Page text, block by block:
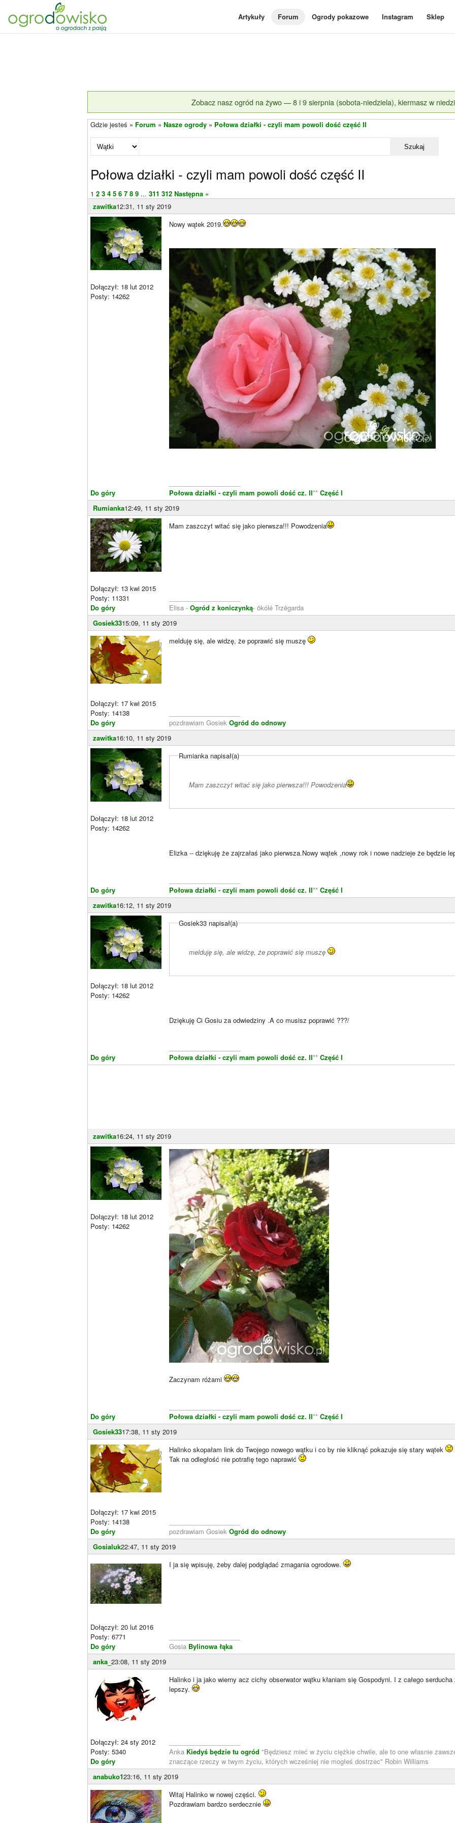
Artykuły Forum Ogrody pokazowe Instagram Sklep
Zobacz nasz ogród na żywo — 8 i 9 sierpnia (sobota-niedziela), kiermasz w
Gdzie jesteś » Forum » Nasze ogrody » Połowa działki - czyli mam powoli dość część II
Szukaj
Połowa działki - czyli mam powoli dość część II
1 2 3 4 5 6 7 8 9 ... 311 312 Następna »
zawitka12:31, 11 sty 2019
Dołączył: 18 lut 2012
Posty: 14262
Do góry
Nowy wątek 2019.
Połowa działki - czyli mam powoli dość cz. II** Część I
Rumianka12:49, 11 sty 2019
Dołączył: 13 kwi 2015
Posty: 11331
Do góry
Mam zaszczyt witać się jako pierwsza!!! Powodzenia
Elisa - Ogród z koniczynką- ökólé Trzëgarda
Gosiek3315:09, 11 sty 2019
Dołączył: 17 kwi 2015
Posty: 14138
Do góry
melduję się, ale widzę, że poprawić się muszę
pozdrawiam Gosiek Ogród do odnowy
zawitka16:10, 11 sty 2019
Dołączył: 18 lut 2012
Posty: 14262
Do góry
Rumianka napisał(a)
Mam zaszczyt witać się jako pierwsza!!! Powodzenia
Elizka -- dziękuję że zajrzałaś jako pierwsza.Nowy wątek ,nowy rok i nowe nadzieje że będzie
Połowa działki - czyli mam powoli dość cz. II** Część I
zawitka16:12, 11 sty 2019
Dołączył: 18 lut 2012
Posty: 14262
Do góry
Gosiek33 napisał(a)
melduję się, ale widzę, że poprawić się muszę
Dziękuję Ci Gosiu za odwiedziny .A co musisz poprawić ???/
Połowa działki - czyli mam powoli dość cz. II** Część I
zawitka16:24, 11 sty 2019
Dołączył: 18 lut 2012
Posty: 14262
Do góry
Zaczynam różami
Połowa działki - czyli mam powoli dość cz. II** Część I
Gosiek3317:38, 11 sty 2019
Dołączył: 17 kwi 2015
Posty: 14138
Do góry
Halinko skopałam link do Twojego nowego wątku i co by nie kliknąć pokazuje się stary wątek
Tak na odległość nie potrafię tego naprawić
pozdrawiam Gosiek Ogród do odnowy
Gosialuk22:47, 11 sty 2019
Dołączył: 20 lut 2016
Posty: 6771
Do góry
I ja się wpisuję, żeby dalej podglądać zmagania ogrodowe.
Gosia Bylinowa łąka
anka_ 23:08, 11 sty 2019
Dołączył: 24 sty 2012
Posty: 5340
Do góry
Halinko i ja jako wierny acz cichy obserwator wątku kłaniam się Gospodyni. I z całego
lepszy.
Anka Kiedyś będzie tu ogród "Będziesz mieć w życiu ciężkie chwile, ale to one własnie
znaczące rzeczy w twym życiu, których wcześniej nie mogłeś dostrzec" Robin Williams
anabuko123:16, 11 sty 2019
Witaj Halinko w nowej części.
Pozdrawiam bardzo serdecznie